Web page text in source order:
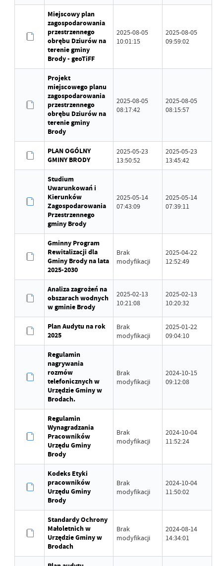
Miejscowy plan
zagospodarowania
przestrzennego
obrębu Dziurów na
terenie gminy
Brody - geoTiFF
2025-08-05
10:01:15
2025-08-05
09:59:02
Projekt
miejscowego planu
zagospodarowania
przestrzennego
obrębu Dziurów na
terenie gminy
Brody
2025-08-05
08:17:42
2025-08-05
08:15:57
PLAN OGÓLNY
GMINY BRODY
2025-05-23
13:50:52
2025-05-23
13:45:42
Studium
Uwarunkowań i
Kierunków
Zagospodarowania
Przestrzennego
gminy Brody
2025-05-14
07:43:09
2025-05-14
07:39:11
Gminny Program
Rewitalizacji dla
Gminy Brody na lata
2025-2030
Brak
modyfikacji
2025-04-22
12:52:49
Analiza zagrożeń na
obszarach wodnych
w gminie Brody
2025-02-13
10:21:08
2025-02-13
10:20:32
Plan Audytu na rok
2025
Brak
modyfikacji
2025-01-22
09:04:10
Regulamin
nagrywania
rozmów
telefonicznych w
Urzędzie Gminy w
Brodach.
Brak
modyfikacji
2024-10-15
09:12:08
Regulamin
Wynagradzania
Pracowników
Urzędu Gminy
Brody
Brak
modyfikacji
2024-10-04
11:52:24
Kodeks Etyki
pracowników
Urzędu Gminy
Brody
Brak
modyfikacji
2024-10-04
11:50:02
Standardy Ochrony
Małoletnich w
Urzędzie Gminy w
Brodach
Brak
modyfikacji
2024-08-14
14:34:01